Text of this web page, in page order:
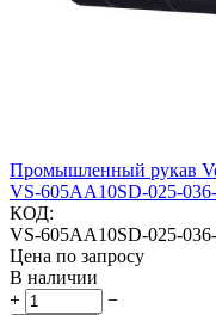
Промышленный рукав
VS-605AA10SD-025-
КОД:
VS-605AA10SD-025-
Цена по запросу
В наличии
+
−